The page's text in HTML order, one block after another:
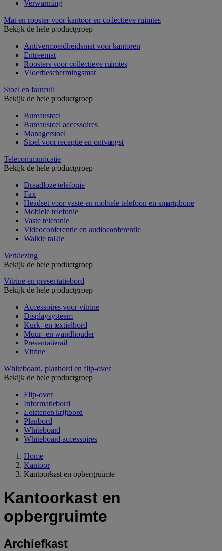
Verwarming
Mat en rooster voor kantoor en collectieve ruimtes
Bekijk de hele productgroep
Antivermoeidheidsmat voor kantoren
Entreemat
Roosters voor collectieve ruimtes
Vloerbeschermingsmat
Stoel en fauteuil
Bekijk de hele productgroep
Bureaustoel
Bureaustoel accessoires
Managerstoel
Stoel voor receptie en ontvangst
Telecommunicatie
Bekijk de hele productgroep
Draadloze telefonie
Fax
Headset voor vaste en mobiele telefoon en smartphone
Mobiele telefonie
Vaste telefonie
Videoconferentie en audioconferentie
Walkie talkie
Verkiezing
Bekijk de hele productgroep
Vitrine en presentatiebord
Bekijk de hele productgroep
Accessoires voor vitrine
Displaysysteem
Kurk- en textielbord
Muur- en wandhouder
Presentatierail
Vitrine
Whiteboard, planbord en flip-over
Bekijk de hele productgroep
Flip-over
Informatiebord
Leistenen krijtbord
Planbord
Whiteboard
Whiteboard accessoires
Home
Kantoor
Kantoorkast en opbergruimte
Kantoorkast en
opbergruimte
Archiefkast